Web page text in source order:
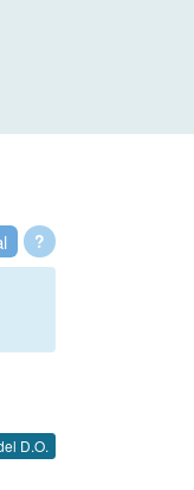
?
D.O.